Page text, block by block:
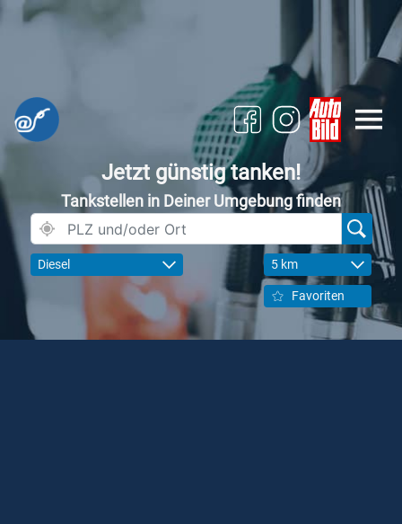
Jetzt günstig tanken!
Tankstellen in Deiner Umgebung finden
Diesel 5 km
Favoriten